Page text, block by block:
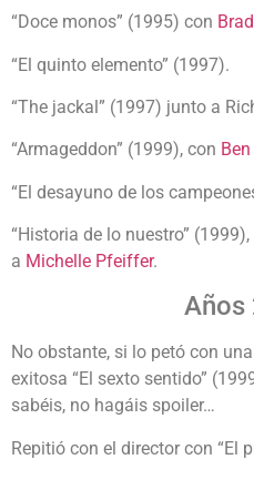
“Doce monos” (1995) con
“El quinto elemento” (1997).
“The jackal” (1997) junto a
“Armageddon” (1999), con
“El desayuno de los
“Historia de lo nuestro”
a Michelle Pfeiffer.
Años
No obstante, si lo petó con
exitosa “El sexto sentido”
sabéis, no hagáis spoiler…
Repitió con el director con “El